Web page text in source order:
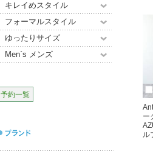
キレイめスタイル
フォーマルスタイル
ゆったりサイズ
Men`s メンズ
予約一覧
ー
ル